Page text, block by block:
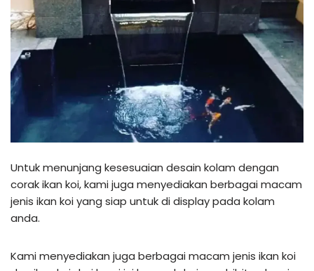
Untuk menunjang kesesuaian desain kolam dengan
corak ikan koi, kami juga menyediakan berbagai macam
jenis ikan koi yang siap untuk di display pada kolam
anda.
Kami menyediakan juga berbagai macam jenis ikan koi